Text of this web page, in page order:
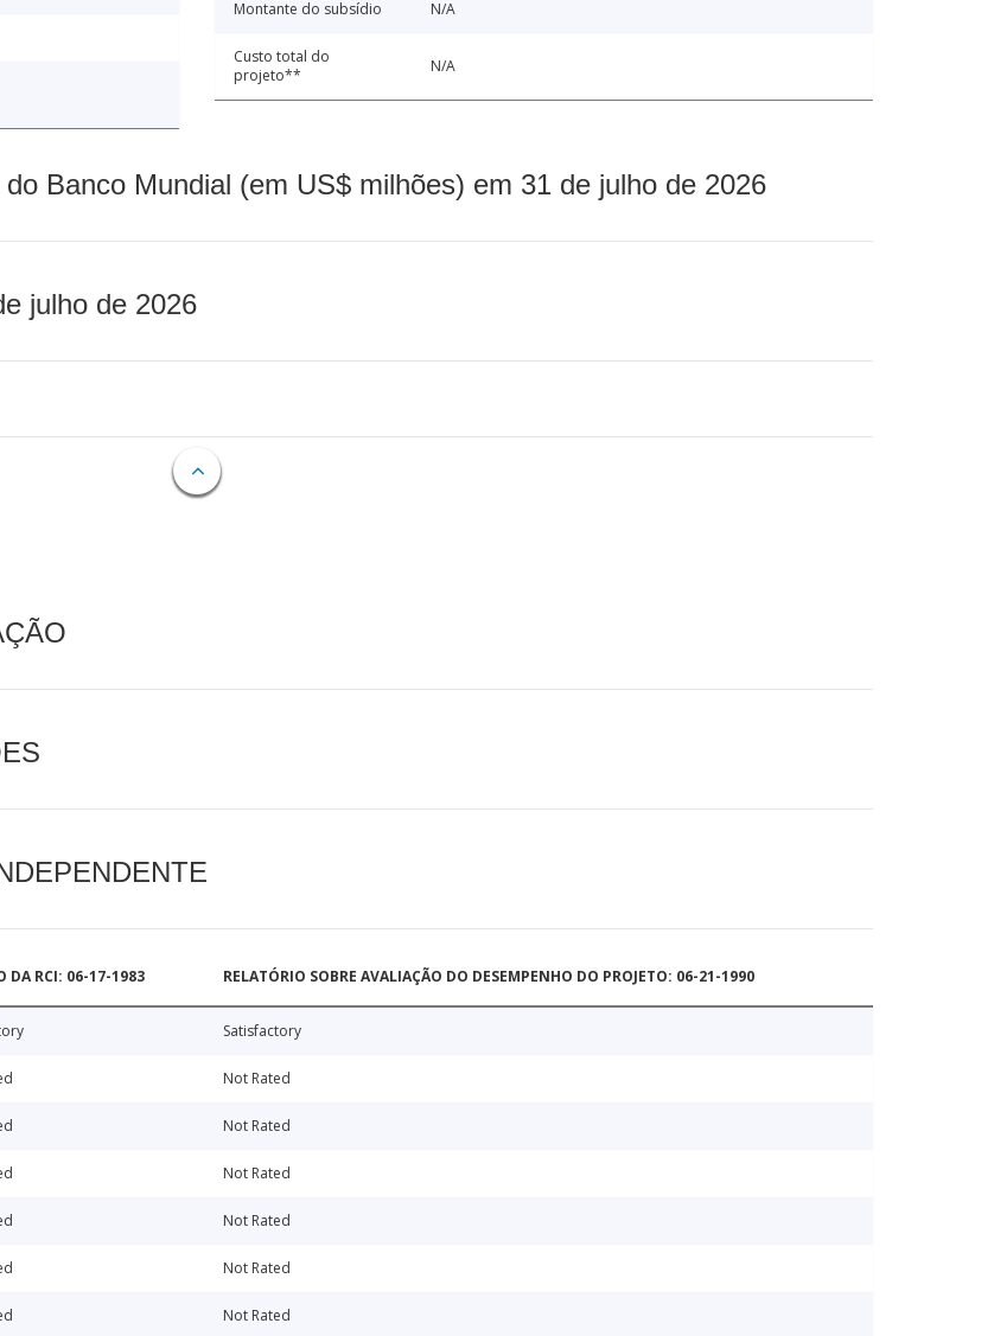
Montante do subsídio N/A
Custo total do
projeto**
N/A
Banco Mundial (em US$ milhões) em 31 de julho de 2026
julho de 2026
DA RCI: 06-17-1983 RELATÓRIO SOBRE AVALIAÇÃO DO DESEMPENHO DO PROJETO: 06-21-1990
Satisfactory
Not Rated
Not Rated
Not Rated
Not Rated
Not Rated
Not Rated